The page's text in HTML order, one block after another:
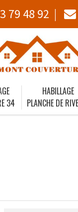
79 48 92
34
HABILLAGE
PLANCHE DE